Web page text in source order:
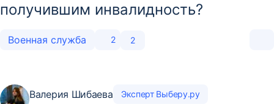
получившим инвалидность?
Военная служба 2 2
Валерия Шибаева
Эксперт Выберу.ру